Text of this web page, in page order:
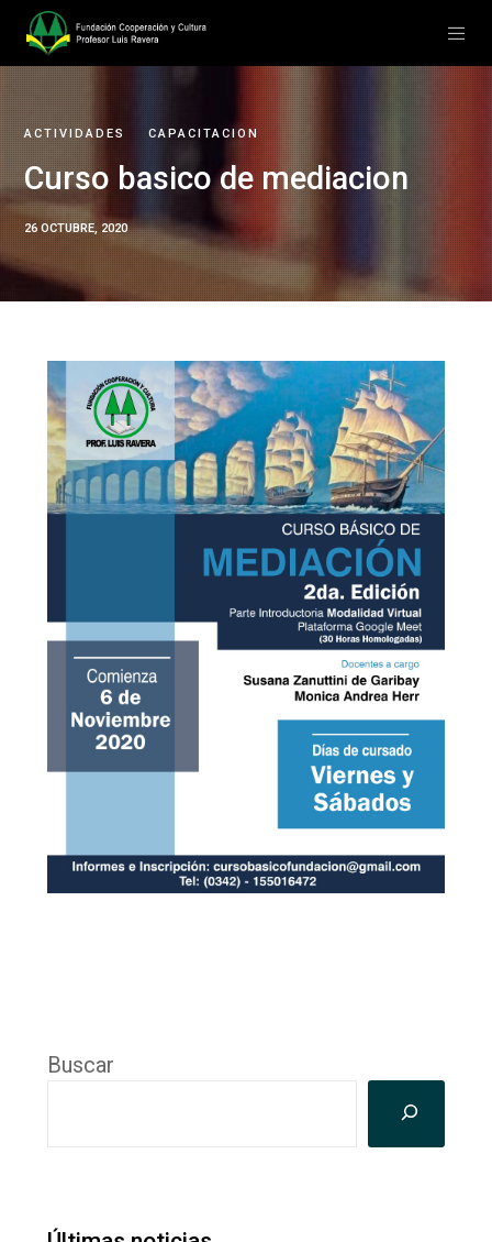
ACTIVIDADES CAPACITACION
Curso basico de mediacion
26 OCTUBRE, 2020
Buscar